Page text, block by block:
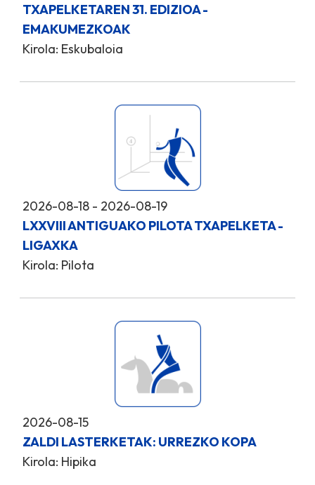
TXAPELKETAREN 31. EDIZIOA -
EMAKUMEZKOAK
Kirola: Eskubaloia
2026-08-18 - 2026-08-19
LXXVIII ANTIGUAKO PILOTA TXAPELKETA -
LIGAXKA
Kirola: Pilota
2026-08-15
ZALDI LASTERKETAK: URREZKO KOPA
Kirola: Hipika